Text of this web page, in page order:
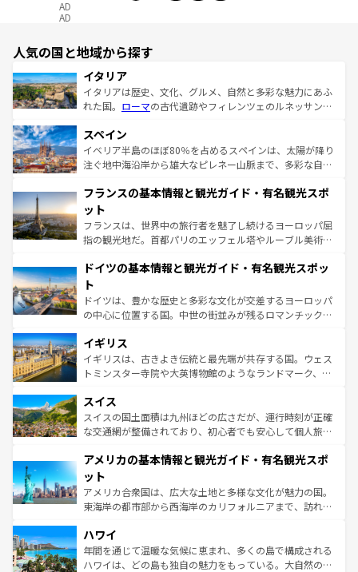
AD
AD
人気の国と地域から探す
イタリア
イタリアは歴史、文化、グルメ、自然と多彩な魅力にあふ
れた国。 ローマの古代遺跡やフィレンツェのルネッサンス
ろん、トスカーナの美しい田園風景やアマルフィ海岸の絶
景など、自然景観も見逃せない。観光の合間には、本場の
ピザやパスタなど、絶品のイタリア料理を堪能することも
ませてくれるイタリアで、忘れられない旅をしてみよう！
なお、新着のイタリア情報は
しい。
スペイン
イベリア半島のほぼ80％を占めるスペインは、太陽が降り
注ぐ地中海沿岸から雄大なピレネー山脈まで、多彩な自然
文化が根付くこの国では、情熱的なフラメンコ、熱気あふ
れる闘牛、そして美味しいタパスが生活の一部となってい
る。首都マドリードの洗練された雰囲気や、バルセロナの
アートに溢れた街角から、地方では古代ローマ遺跡や中世
せる。地方によって風土や気候が異なるスペインはその個
ンテンツ一覧 を参照してほしい。
フランスの基本情報と観光ガイド・有名観光スポ
ット
フランスは、世界中の旅行者を魅了し続けるヨーロッパ屈
指の観光地だ。首都パリのエッフェル塔やルーブル美術館
で、幅広い魅力が詰まっている。華麗な宮殿、歴史的な大
聖堂、美しいビーチ、そして豊かな自然が、訪れる者を心
から魅了する。また、フランスは美食の国としても知ら
れ、フランス料理はユネスコ無形文化遺産にも登録されて
香り高いラベンダー畑など、多彩な楽しみ方が可能だ。さ
らに、パリ以外の地域にも魅力が溢れており、どの街角に
も豊かな歴史と文化が息づいている。パリ以外の個性あふ
を参照してほしい。
ドイツの基本情報と観光ガイド・有名観光スポッ
ト
ドイツは、豊かな歴史と多彩な文化が交差するヨーロッパ
の中心に位置する国。中世の街並みが残るロマンチック街
顔を持つこの国は、どこを歩いても飽きることがない。ベ
ルリンの文化的活気、バイエルン州のアルプスの絶景、そ
してライン川沿いのワイン畑といった風景は必見。ビール
は、お酒好きな人にはぜひ体験してほしい。 なお、新着の
ドイツ情報はコンテンツ一覧を参照してほしい。
イギリス
イギリスは、古きよき伝統と最先端が共存する国。ウェス
トミンスター寺院や大英博物館のようなランドマーク、歴
リアごとに異なる魅力がある。また、優雅なアフタヌーン
ティー、ビール好きにはたまらない英国パブ、サッカー観
戦など、本場だからこそできる体験も豊富。イギリスを旅
ンツ一覧を参照してほしい。
スイス
スイスの国土面積は九州ほどの広さだが、運行時刻が正確
な交通網が整備されており、初心者でも安心して個人旅行
の建物がそのまま残る町や、スイスならではのユニークな
博物館もあり、アルプス観光だけでなく町歩きも満喫する
ことができる。国民の所得が高いため物価も高いが、旅行
者向けの交通パス提供のサービスもあり、うまく活用すれ
着のスイス情報は
アメリカの基本情報と観光ガイド・有名観光スポ
ット
アメリカ合衆国は、広大な土地と多様な文化が魅力の国。
東海岸の都市部から西海岸のカリフォルニアまで、訪れる
のような巨大都市は、観光、ショッピング、エンターテイ
ンメントが詰まった刺激的なスポットだ。一方、アメリカ
西部には大自然が広がり、グランドキャニオンやイエロー
ハワイ
年間を通じて温暖な気候に恵まれ、多くの島で構成される
ハワイは、どの島も独自の魅力をもっている。大自然の神